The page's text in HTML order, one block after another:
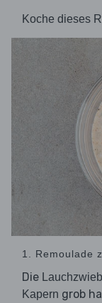
Koche dieses
1. Remoulade
Die
Kapern grob